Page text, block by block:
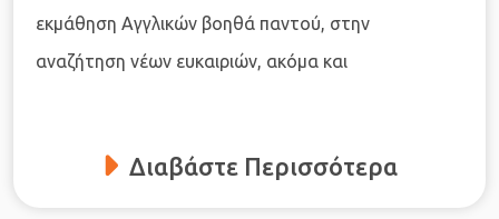
εκμάθηση Αγγλικών βοηθά παντού, στην
αναζήτηση νέων ευκαιριών, ακόμα και
Διαβάστε Περισσότερα